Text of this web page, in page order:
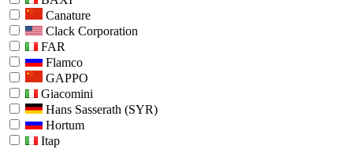
Canature
Clack Corporation
FAR
Flamco
GAPPO
Giacomini
Hans Sasserath (SYR)
Hortum
Itap